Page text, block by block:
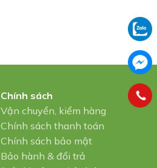
Chính sách
Vận chuyển, kiểm hàng
Chính sách thanh toán
Chính sách bảo mật
Bảo hành & đổi trả